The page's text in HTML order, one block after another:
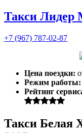
Такси Лидер
+7 (967) 787-02-87
Цена поездки:
Режим работы:
Рейтинг
Такси Белая